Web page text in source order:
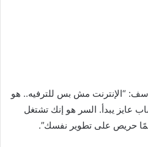
“الإنترنت مش بس للترفيه.. هو
عايز يبدأ. السر هو إنك تشتغل
حريص على تطوير نفسك”.